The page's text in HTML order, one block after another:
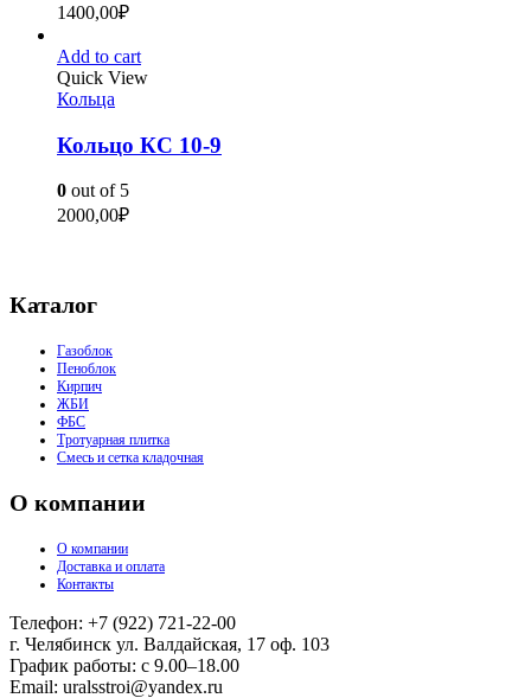
1400,00₽
Add to cart
Quick View
Кольца
Кольцо КС 10-9
0 out of 5
2000,00₽
Каталог
Газоблок
Пеноблок
Кирпич
ЖБИ
ФБС
Тротуарная плитка
Смесь и сетка кладочная
О компании
О компании
Доставка и оплата
Контакты
Телефон: +7 (922) 721-22-00
г. Челябинск ул. Валдайская, 17 оф. 103
График работы: с 9.00–18.00
Email: uralsstroi@yandex.ru